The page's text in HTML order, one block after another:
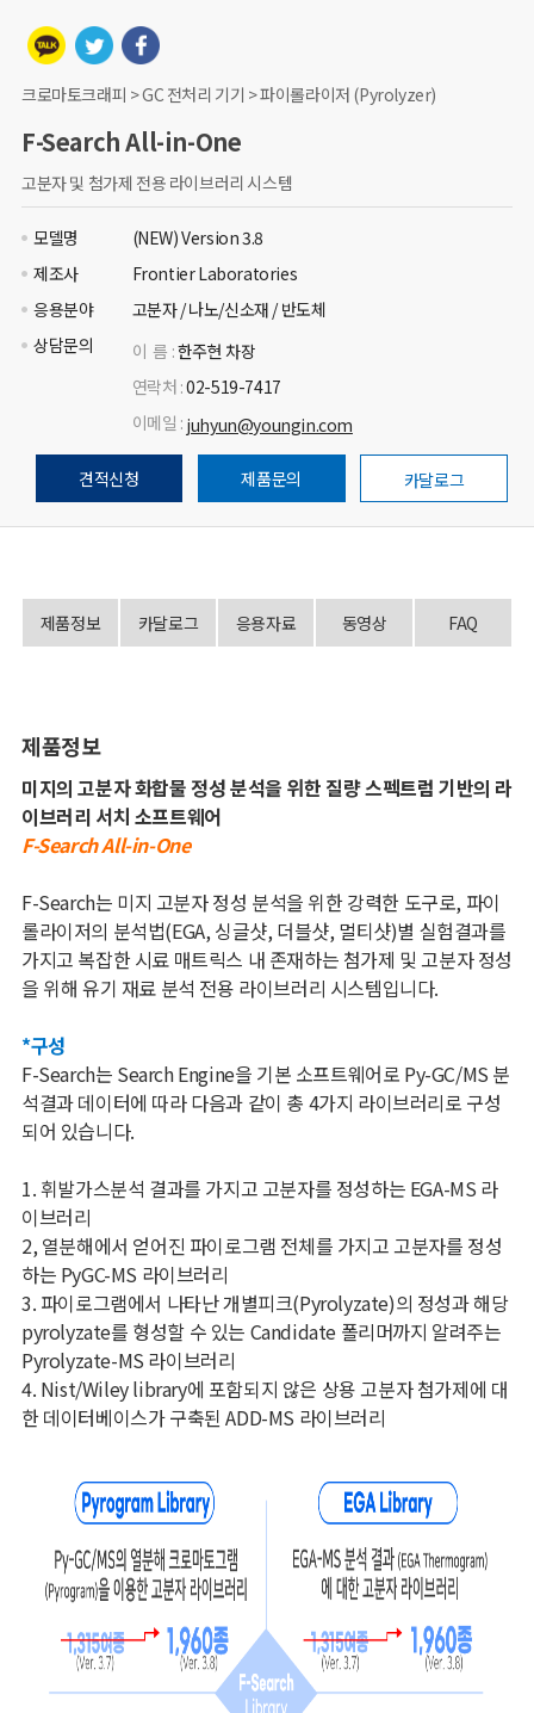
크로마토크래피 > GC 전처리 기기 > 파이롤라이저 (Pyrolyzer)
F-Search All-in-One
고분자 및 첨가제 전용 라이브러리 시스템
모델명
(NEW) Version 3.8
제조사
Frontier Laboratories
응용분야
고분자 / 나노/신소재 / 반도체
상담문의
이 름 :한주현 차장
연락처 :02-519-7417
이메일 : juhyun@youngin.com
견적신청 제품문의 카달로그
제품정보 카달로그 응용자료 동영상 FAQ
제품정보
미지의 고분자 화합물 정성 분석을 위한 질량 스펙트럼 기반의 라
이브러리 서치 소프트웨어
F-Search All-in-One
F-Search는 미지 고분자 정성 분석을 위한 강력한 도구로, 파이
롤라이저의 분석법(EGA, 싱글샷, 더블샷, 멀티샷)별 실험결과를
가지고 복잡한 시료 매트릭스 내 존재하는 첨가제 및 고분자 정성
을 위해 유기 재료 분석 전용 라이브러리 시스템입니다.
*구성
F-Search는 Search Engine을 기본 소프트웨어로 Py-GC/MS 분
석결과 데이터에 따라 다음과 같이 총 4가지 라이브러리로 구성
되어 있습니다.
1. 휘발가스분석 결과를 가지고 고분자를 정성하는 EGA-MS 라
이브러리
2, 열분해에서 얻어진 파이로그램 전체를 가지고 고분자를 정성
하는 PyGC-MS 라이브러리
3. 파이로그램에서 나타난 개별피크(Pyrolyzate)의 정성과 해당
pyrolyzate를 형성할 수 있는 Candidate 폴리머까지 알려주는
Pyrolyzate-MS 라이브러리
4. Nist/Wiley library에 포함되지 않은 상용 고분자 첨가제에 대
한 데이터베이스가 구축된 ADD-MS 라이브러리